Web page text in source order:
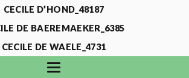
CECILE D’HOND_48187
DE BAEREMAEKER_6385
CECILE DE WAELE_4731
CECILE DEVOS_115318